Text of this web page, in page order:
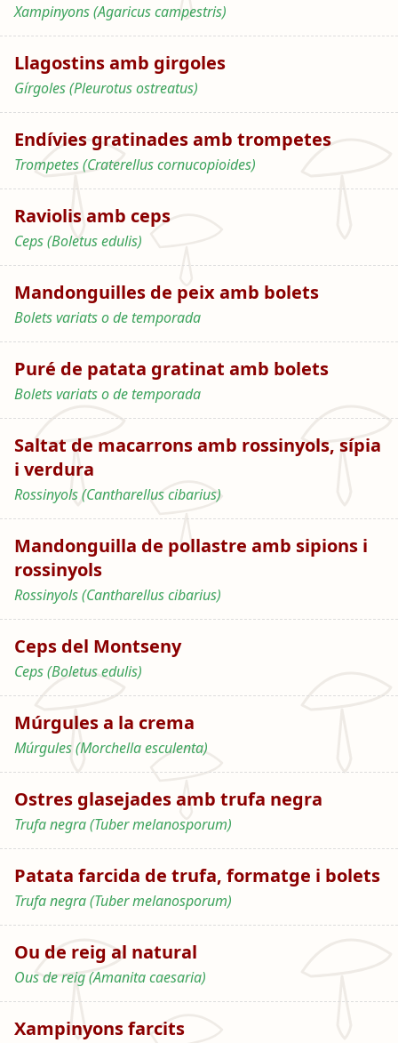
Xampinyons (Agaricus campestris)
Llagostins amb girgoles
Gírgoles (Pleurotus ostreatus)
Endívies gratinades amb trompetes
Trompetes (Craterellus cornucopioides)
Raviolis amb ceps
Ceps (Boletus edulis)
Mandonguilles de peix amb bolets
Bolets variats o de temporada
Puré de patata gratinat amb bolets
Bolets variats o de temporada
Saltat de macarrons amb rossinyols, sípia
i verdura
Rossinyols (Cantharellus cibarius)
Mandonguilla de pollastre amb sipions i
rossinyols
Rossinyols (Cantharellus cibarius)
Ceps del Montseny
Ceps (Boletus edulis)
Múrgules a la crema
Múrgules (Morchella esculenta)
Ostres glasejades amb trufa negra
Trufa negra (Tuber melanosporum)
Patata farcida de trufa, formatge i bolets
Trufa negra (Tuber melanosporum)
Ou de reig al natural
Ous de reig (Amanita caesaria)
Xampinyons farcits